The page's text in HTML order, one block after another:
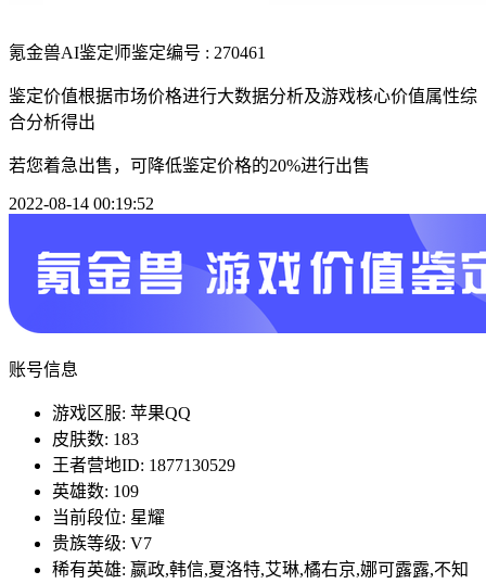
氪金兽AI鉴定师鉴定编号 : 270461
鉴定价值根据市场价格进行大数据分析及游戏核心价值属性综
合分析得出
若您着急出售，可降低鉴定价格的20%进行出售
2022-08-14 00:19:52
账号信息
游戏区服: 苹果QQ
皮肤数: 183
王者营地ID: 1877130529
英雄数: 109
当前段位: 星耀
贵族等级: V7
稀有英雄: 嬴政,韩信,夏洛特,艾琳,橘右京,娜可露露,不知